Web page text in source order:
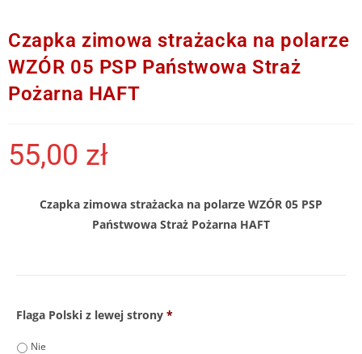
Czapka zimowa strażacka na polarze
WZÓR 05 PSP Państwowa Straż
Pożarna HAFT
55,00 zł
Czapka zimowa strażacka na polarze WZÓR 05 PSP
Państwowa Straż Pożarna HAFT
Flaga Polski z lewej strony *
Nie